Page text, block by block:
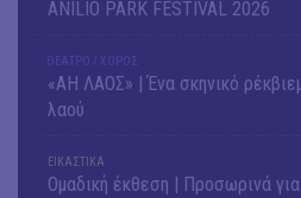
ANILIO PARK FESTIVAL 2026
ΘΕΑΤΡΟ / ΧΟΡΟΣ
«ΑΗ ΛΑΟΣ» | Ένα σκηνικό
λαού
ΕΙΚΑΣΤΙΚΑ
Ομαδική έκθεση | Προσωρινά